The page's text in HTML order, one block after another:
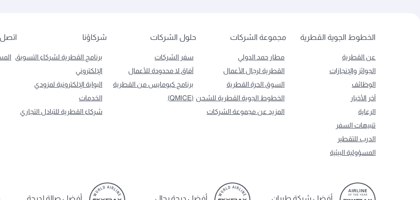
الخطوط الجوية القطرية مجموعة الشركات حلول الشركات شركاؤنا اتصل
عن القطرية
الجوائز والإنجازات
الوظائف
آخر الأخبار
الرعاية
تنبيهات السفر
الدرب للتقطير
المسؤولية البيئية
مطار حمد الدولي
القطرية لرجال الأعمال
السوق الحرة القطرية
الخطوط الجوية القطرية للشحن
المزيد عن مجموعة الشركات
سفر الشركات
آفاق لا محدودة للأعمال
برنامج كيومايس من القطرية
(QMICE)
برنامج القطرية لشركاء التسويق
الإلكتروني
البوابة الإلكترونية لمزودي
الخدمات
شركاء القطرية للتبادل التجاري
أفضل شركة طيران أفضل درجة رجال أفضل صالة لدرجة